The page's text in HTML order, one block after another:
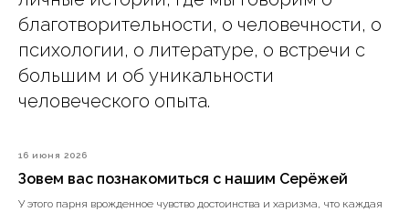
благотворительности, о человечности, о
психологии, о литературе, о встречи с
большим и об уникальности
человеческого опыта.
16 июня 2026
Зовем вас познакомиться с нашим Серёжей
У этого парня врожденное чувство достоинства и харизма, что каждая